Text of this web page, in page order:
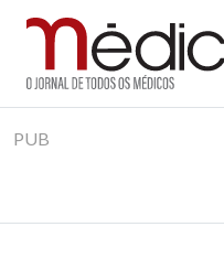
to
Jornal Médico
Médico – O Jornal de
realmente contam! Tudo o
PUB